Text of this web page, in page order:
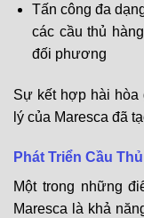
Tấn công đa
các cầu thủ
đối phương
Sự kết hợp hài hòa
lý của Maresca đã
Phát Triển Cầu
Một trong những
Maresca là khả